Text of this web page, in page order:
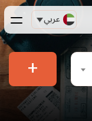
عربي
+